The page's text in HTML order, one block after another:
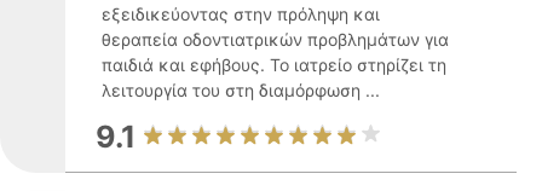
εξειδικεύοντας στην πρόληψη και
θεραπεία οδοντιατρικών προβλημάτων για
παιδιά και εφήβους. Το ιατρείο στηρίζει τη
λειτουργία του στη διαμόρφωση ...
9.1